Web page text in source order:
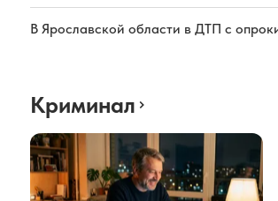
В Ярославской области в ДТП с
Криминал